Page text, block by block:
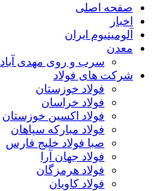
صفحه اصلی
اخبار
آلومینیوم ایران
معدن
سرب و روی مهدی آباد
شرکت های فولاد
فولاد خوزستان
فولاد خراسان
فولاد اکسین خوزستان
فولاد مبارکه سپاهان
صبا فولاد خلیج فارس
فولاد جهان آرا
فولاد هرمزگان
فولاد کاویان